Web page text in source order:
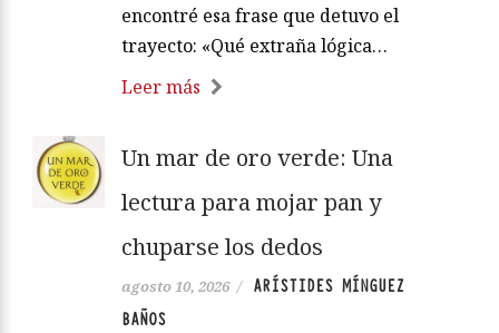
encontré esa frase que detuvo el
trayecto: «Qué extraña lógica…
Leer más
Un mar de oro verde: Una
lectura para mojar pan y
chuparse los dedos
agosto 10, 2026 /
ARÍSTIDES MÍNGUEZ
BAÑOS